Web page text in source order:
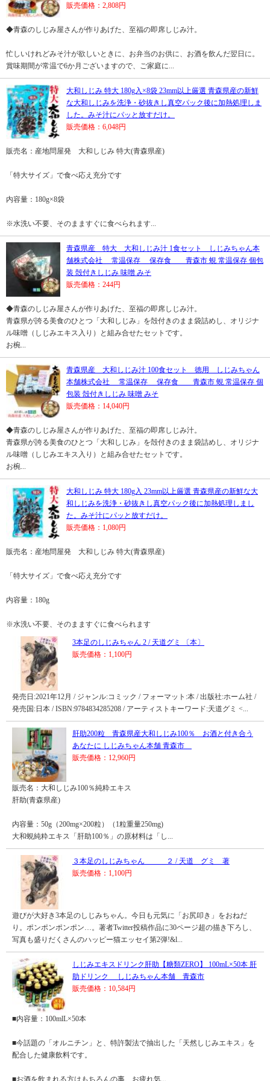
販売価格：2,808円
◆青森のしじみ屋さんが作りあげた、至福の即席しじみ汁。
忙しいけれどみそ汁が欲しいときに、お弁当のお供に、お酒を飲んだ翌日に。
賞味期間が常温で6か月ございますので、ご家庭に...
大和しじみ 特大 180g入×8袋 23mm以上厳選 青森県産の新鮮
な大和しじみを洗浄・砂抜きし真空パック後に加熱処理しま
した。みそ汁にパッと放すだけ。
販売価格：6,048円
販売名：産地問屋発 大和しじみ 特大(青森県産)
「特大サイズ」で食べ応え充分です
内容量：180g×8袋
※水洗い不要、そのまますぐに食べられます...
青森県産 特大 大和しじみ汁 1食セット しじみちゃん本
舗株式会社 常温保存 保存食 青森市 蜆 常温保存 個包
装 殻付きしじみ 味噌 みそ
販売価格：244円
◆青森のしじみ屋さんが作りあげた、至福の即席しじみ汁。
青森県が誇る美食のひとつ「大和しじみ」を殻付きのまま袋詰めし、オリジナ
ル味噌（しじみエキス入り）と組み合せたセットです。
お椀...
青森県産 大和しじみ汁 100食セット 徳用 しじみちゃん
本舗株式会社 常温保存 保存食 青森市 蜆 常温保存 個
包装 殻付きしじみ 味噌 みそ
販売価格：14,040円
◆青森のしじみ屋さんが作りあげた、至福の即席しじみ汁。
青森県が誇る美食のひとつ「大和しじみ」を殻付きのまま袋詰めし、オリジナ
ル味噌（しじみエキス入り）と組み合せたセットです。
お椀...
大和しじみ 特大 180g入 23mm以上厳選 青森県産の新鮮な大
和しじみを洗浄・砂抜きし真空パック後に加熱処理しまし
た。みそ汁にパッと放すだけ。
販売価格：1,080円
販売名：産地問屋発 大和しじみ 特大(青森県産)
「特大サイズ」で食べ応え充分です
内容量：180g
※水洗い不要、そのまますぐに食べられます
3本足のしじみちゃん 2 / 天道グミ 〔本〕
販売価格：1,100円
発売日:2021年12月 / ジャンル:コミック / フォーマット:本 / 出版社:ホーム社 /
発売国:日本 / ISBN:9784834285208 / アーティストキーワード:天道グミ <...
肝助200粒 青森県産大和しじみ100％ お酒と付き合う
あなたに しじみちゃん本舗 青森市
販売価格：12,960円
販売名：大和しじみ100％純粋エキス
肝助(青森県産)
内容量：50g（200mg×200粒）（1粒重量250mg)
大和蜆純粋エキス「肝助100％」の原材料は「し...
３本足のしじみちゃん ２ / 天道 グミ 著
販売価格：1,100円
遊びが大好き3本足のしじみちゃん。今日も元気に「お尻叩き」をおねだ
り。ポンポンポンポン…。著者Twitter投稿作品に30ページ超の描き下ろし、
写真も盛りだくさんのハッピー猫エッセイ第2弾!&l...
しじみエキスドリンク肝助【糖類ZERO】 100mL×50本 肝
助ドリンク しじみちゃん本舗 青森市
販売価格：10,584円
■内容量：100mlL×50本
■今話題の「オルニチン」と、特許製法で抽出した「天然しじみエキス」を
配合した健康飲料です。
■お酒を飲まれる方はもちろんの事、お疲れ気...